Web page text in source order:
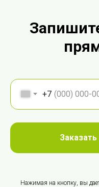
+7
Нажимая на кнопку, вы